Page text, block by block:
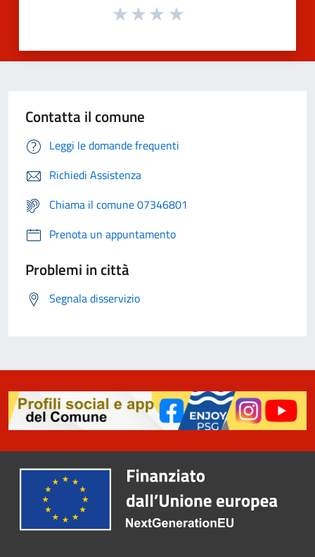
Contatta il comune
Leggi le domande frequenti
Richiedi Assistenza
Chiama il comune 07346801
Prenota un appuntamento
Problemi in città
Segnala disservizio